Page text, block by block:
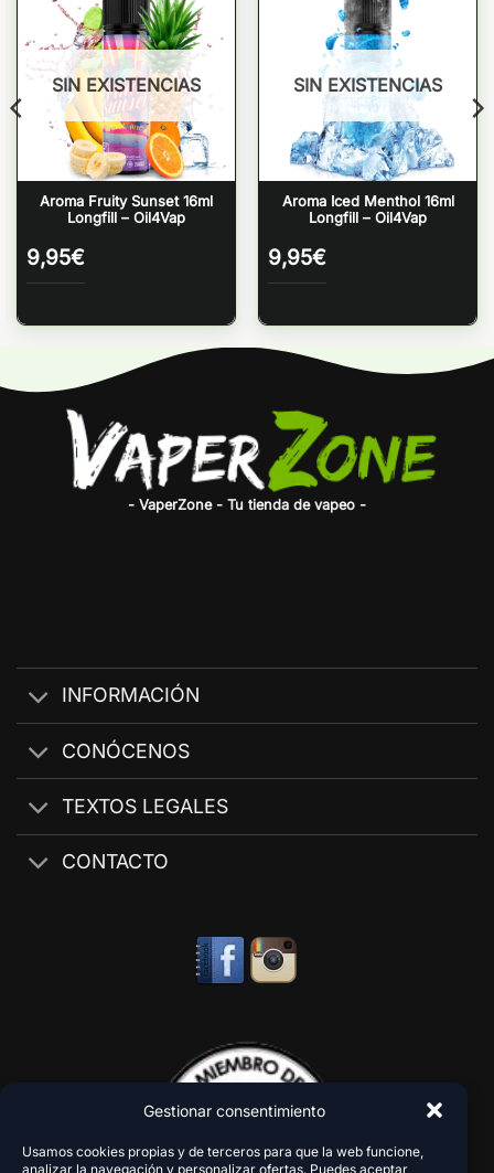
Gestionar consentimiento
Usamos cookies propias y de terceros para que la web funcione,
analizar la navegación y personalizar ofertas. Puedes aceptar,
SIN EXISTENCIAS
Aroma Fruity Sunset 16ml
Longfill – Oil4Vap
9,95€
SIN EXISTENCIAS
Aroma Iced Menthol 16ml
Longfill – Oil4Vap
9,95€
- VaperZone - Tu tienda de vapeo -
INFORMACIÓN
CONÓCENOS
TEXTOS LEGALES
CONTACTO